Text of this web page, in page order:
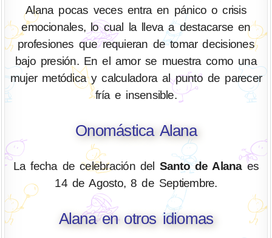
Alana pocas veces entra en pánico o crisis
emocionales, lo cual la lleva a destacarse en
profesiones que requieran de tomar decisiones
bajo presión. En el amor se muestra como una
mujer metódica y calculadora al punto de parecer
fría e insensible.
Onomástica Alana
La fecha de celebración del Santo de Alanaes
14 de Agosto, 8 de Septiembre.
Alana en otros idiomas